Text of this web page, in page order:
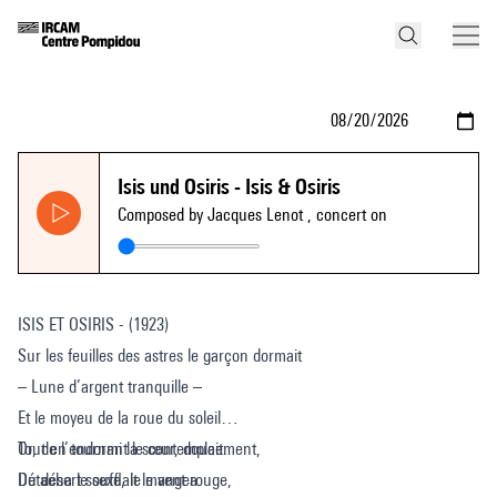
Isis und Osiris - Isis & Osiris
Composed by Jacques Lenot , concert on
ISIS ET OSIRIS - (1923)
Sur les feuilles des astres le garçon dormait
– Lune d’argent tranquille –
Et le moyeu de la roue du soleil
Tout en tournant le contemplait.
Du désert soufflait le vent rouge,
Or, de l’endormi la sœur, doucement,
Détacha le sexe, le mangea.